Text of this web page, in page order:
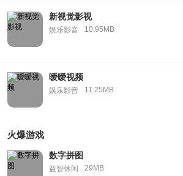
新视觉影视
娱乐影音 10.95MB
暧暧视频
娱乐影音 11.25MB
火爆游戏
数字拼图
益智休闲 29MB